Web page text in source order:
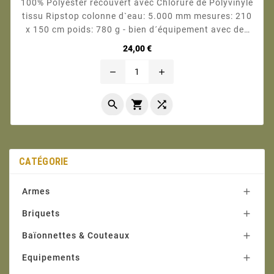
100% Polyester recouvert avec Chlorure de Polyvinyle
tissu Ripstop colonne d`eau: 5.000 mm mesures: 210
x 150 cm poids: 780 g - bien d´équipement avec des
pluie, tente par nécessité (1-2 ponchos...
24,00 €Prix
remove add
  
CATÉGORIE
Armes 
Briquets 
Baïonnettes & Couteaux 
Equipements 